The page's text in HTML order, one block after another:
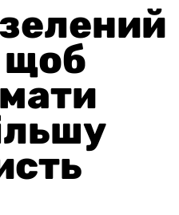
щоб